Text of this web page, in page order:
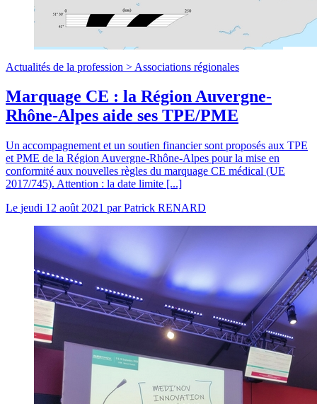
Actualités de la profession > Associations régionales
Marquage CE : la Région Auvergne-
Rhône-Alpes aide ses TPE/PME
Un accompagnement et un soutien financier sont proposés aux TPE
et PME de la Région Auvergne-Rhône-Alpes pour la mise en
conformité aux nouvelles règles du marquage CE médical (UE
2017/745). Attention : la date limite [...]
Le jeudi 12 août 2021 parPatrick RENARD